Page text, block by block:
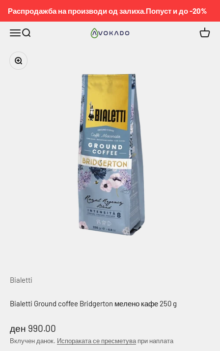
Распродажба на производи од залиха.Попуст и до -20%
MeniPretraga KOBEL™ Korpa
Приближи
Bialetti
Bialetti Ground coffee Bridgerton мелено кафе 250 g
Намалена цена
ден 990.00
Вклучен данок. Испораката се пресметува при наплата